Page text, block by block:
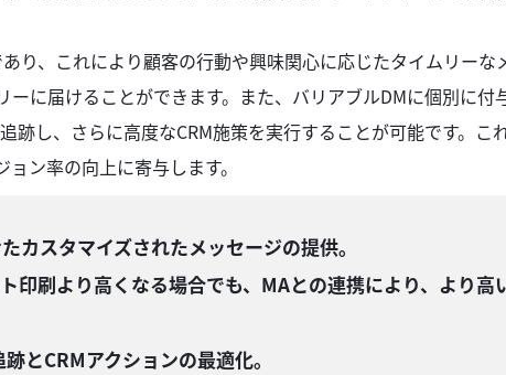
り、これにより顧客の行動や興味関心に応じたタイムリーな
に届けることができます。また、バリアブルDMに個別に付
跡し、さらに高度なCRM施策を実行することが可能です。こ
ン率の向上に寄与します。
カスタマイズされたメッセージの提供。
印刷より高くなる場合でも、MAとの連携により、より高
とCRMアクションの最適化。